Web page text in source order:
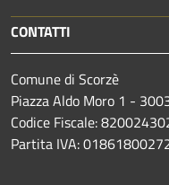
CONTATTI
Comune di Scorzè
Piazza Aldo Moro 1 -
Codice Fiscale:
Partita IVA: